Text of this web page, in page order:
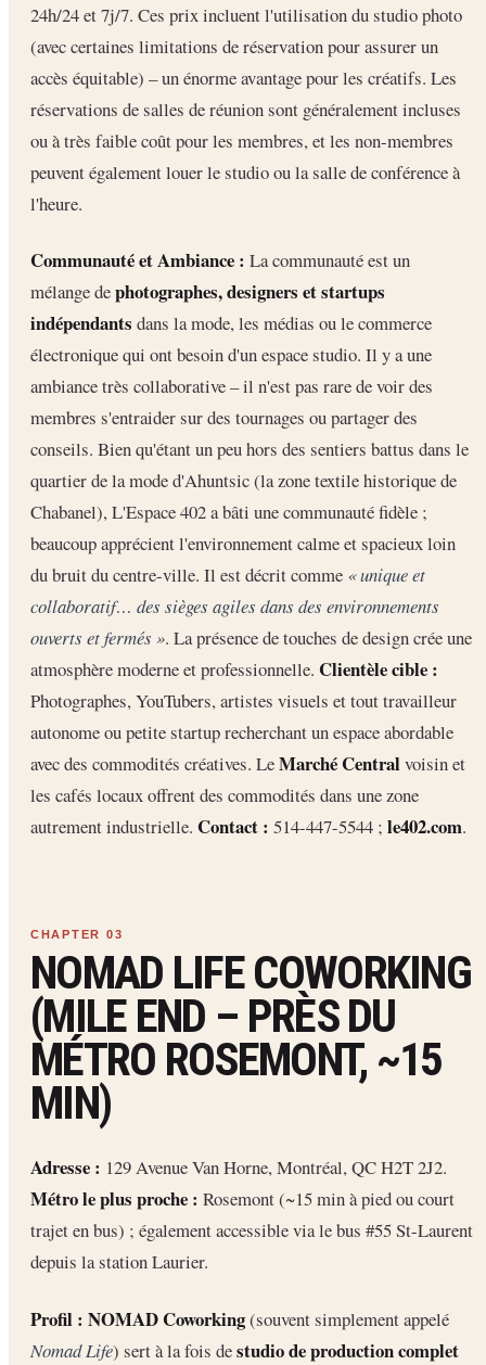
24h/24 et 7j/7. Ces prix incluent l'utilisation du studio photo
(avec certaines limitations de réservation pour assurer un
accès équitable) – un énorme avantage pour les créatifs. Les
réservations de salles de réunion sont généralement incluses
ou à très faible coût pour les membres, et les non-membres
peuvent également louer le studio ou la salle de conférence à
l'heure.
Communauté et Ambiance : La communauté est un
mélange dephotographes, designers et startups
indépendants dans la mode, les médias ou le commerce
électronique qui ont besoin d'un espace studio. Il y a une
ambiance très collaborative – il n'est pas rare de voir des
membres s'entraider sur des tournages ou partager des
conseils. Bien qu'étant un peu hors des sentiers battus dans le
quartier de la mode d'Ahuntsic (la zone textile historique de
Chabanel), L'Espace 402 a bâti une communauté fidèle ;
beaucoup apprécient l'environnement calme et spacieux loin
du bruit du centre-ville. Il est décrit comme « unique et
collaboratif… des sièges agiles dans des environnements
ouverts et fermés ». La présence de touches de design crée une
atmosphère moderne et professionnelle. Clientèle cible :
Photographes, YouTubers, artistes visuels et tout travailleur
autonome ou petite startup recherchant un espace abordable
avec des commodités créatives. LeMarché Centralvoisin et
les cafés locaux offrent des commodités dans une zone
autrement industrielle. Contact : 514-447-5544 ; le402.com.
NOMAD LIFE COWORKING
(MILE END – PRÈS DU
MÉTRO ROSEMONT, ~15
MIN)
Adresse : 129 Avenue Van Horne, Montréal, QC H2T 2J2.
Métro le plus proche : Rosemont (~15 min à pied ou court
trajet en bus) ; également accessible via le bus #55 St-Laurent
depuis la station Laurier.
Profil : NOMAD Coworking(souvent simplement appelé
Nomad Life) sert à la fois destudio de production complet